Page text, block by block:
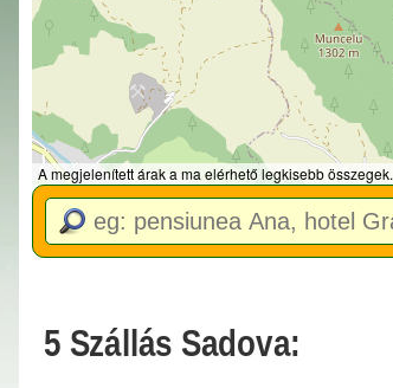
A megjelenített árak a ma elérhető legkisebb összegek.
5 Szállás Sadova: